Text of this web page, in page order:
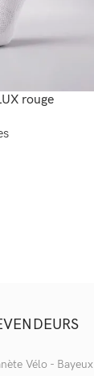
rouge
Vélo - Bayeux